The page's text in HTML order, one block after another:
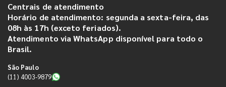
Centrais de atendimento
Horário de atendimento: segunda a sexta-feira, das
08h às 17h (exceto feriados).
Atendimento via WhatsApp disponível para todo o
Brasil.
São Paulo
(11) 4003-9879